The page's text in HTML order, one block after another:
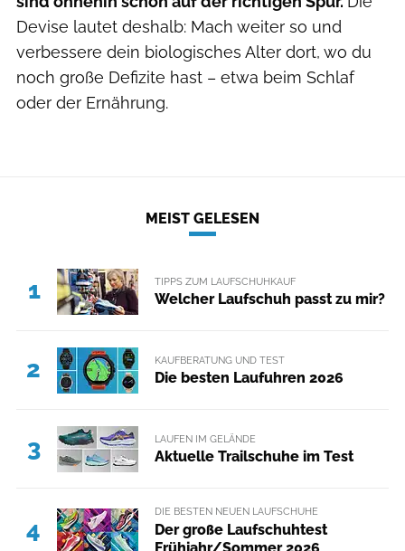
Devise lautet deshalb: Mach weiter so und
verbessere dein biologisches Alter dort, wo du
noch große Defizite hast – etwa beim Schlaf
oder der Ernährung.
MEIST GELESEN
1 TIPPS ZUM LAUFSCHUHKAUF
Welcher Laufschuh passt zu mir?
2 KAUFBERATUNG UND TEST
Die besten Laufuhren 2026
3 LAUFEN IM GELÄNDE
Aktuelle Trailschuhe im Test
4
DIE BESTEN NEUEN LAUFSCHUHE
Der große Laufschuhtest
Frühjahr/Sommer 2026